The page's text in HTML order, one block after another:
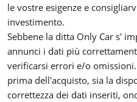
le vostre esigenze e
investimento.
Sebbene la ditta Only Car s'
annunci i dati più
verificarsi errori e/o
prima dell'acquisto, sia la
correttezza dei dati inseriti,